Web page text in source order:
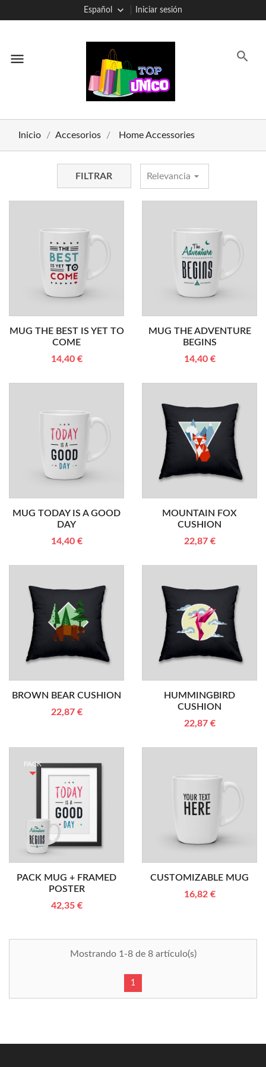
Español Iniciar sesión
menu
Inicio Accesorios Home Accessories
FILTRAR Relevancia arrow_drop_down
MUG THE BEST IS YET TO
COME
14,40 €
MUG THE ADVENTURE
BEGINS
14,40 €
MUG TODAY IS A GOOD
DAY
14,40 €
MOUNTAIN FOX
CUSHION
22,87 €
BROWN BEAR CUSHION
22,87 €
HUMMINGBIRD
CUSHION
22,87 €
PACK MUG + FRAMED
POSTER
42,35 €
PACK
CUSTOMIZABLE MUG
16,82 €
Mostrando 1-8 de 8 artículo(s)
1